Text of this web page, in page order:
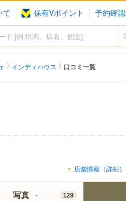
て 保有Vポイント 予約確認
インディハウス 口コミ一覧
店舗情報（詳細）
写真 129